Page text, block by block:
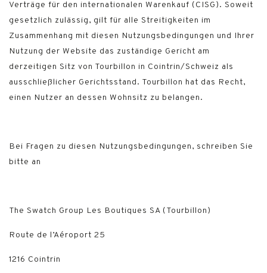
Verträge für den internationalen Warenkauf (CISG). Soweit
gesetzlich zulässig, gilt für alle Streitigkeiten im
Zusammenhang mit diesen Nutzungsbedingungen und Ihrer
Nutzung der Website das zuständige Gericht am
derzeitigen Sitz von Tourbillon in Cointrin/Schweiz als
ausschließlicher Gerichtsstand. Tourbillon hat das Recht,
einen Nutzer an dessen Wohnsitz zu belangen.
Bei Fragen zu diesen Nutzungsbedingungen, schreiben Sie
bitte an
The Swatch Group Les Boutiques SA (Tourbillon)
Route de l’Aéroport 25
1216 Cointrin